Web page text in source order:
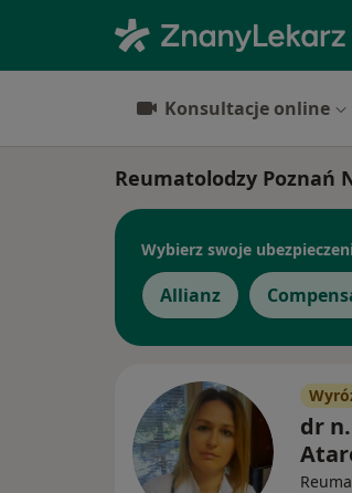
Konsultacje online
Reumatolodzy Poznań
Wybierz swoje
Allianz
dr